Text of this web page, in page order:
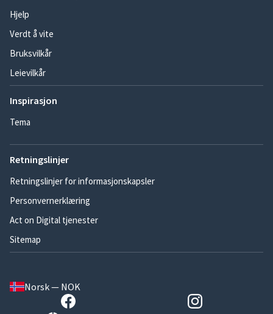
Hjelp
Verdt å vite
Bruksvilkår
Leievilkår
Inspirasjon
Tema
Retningslinjer
Retningslinjer for informasjonskapsler
Personvernerklæring
Act on Digital tjenester
Sitemap
Norsk — NOK